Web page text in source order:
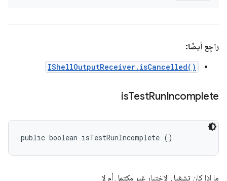
راجِع أيضًا:
IShellOutputReceiver.isCancelled()
isTestRunIncomplete
public boolean isTestRunIncomplete ()
ما إذا كان تشغيل الاختبار غير مكتمل أم لا